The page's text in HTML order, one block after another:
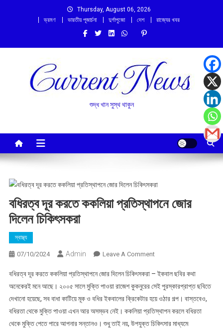
Thursday, August 06, 2026
ভ্রমণ
ভারতীয় পূজার্চনা দুর্গাপুজো দেশ রাজ্যের খবর
শুদ্ধ খান সুস্থ থাকুন
বধিরত্ব দূর করতে ককলিয়া প্রতিস্থাপনে জোর
দিলেন চিকিৎসকরা
স্বাস্থ্য
07/10/2024 Admin Leave A CommentOn
দূর
করতে
ককলিয়া
প্রতিস্থাপনে
জোর
বধিরত্ব দূর করতে ককলিয়া প্রতিস্থাপনে জোর দিলেন চিকিৎসকরা – ইকবাল ছবির কথা
অনেকেরই মনে আছে। ২০০৫ সালে মুক্তি পাওয়া রাজেশ কুকনুরের সেই পুরস্কারপ্রাপ্ত ছবিতে
দেখানো হয়েছে, সব বাধা কাটিয়ে মূক ও বধির ইকবালের ক্রিকেটার হয়ে ওঠার গল্প। বাস্তবেও,
বধিরতা থেকে মুক্তি পাওয়া এখন আর অসম্ভব নেই। ককলিয়া প্রতিস্থাপন করলে বধিরতা
থেকে মুক্তি পেতে পারে আপনার সন্তানও। শুধু তাই নয়, উপযুক্ত চিকিৎসার মাধ্যমে